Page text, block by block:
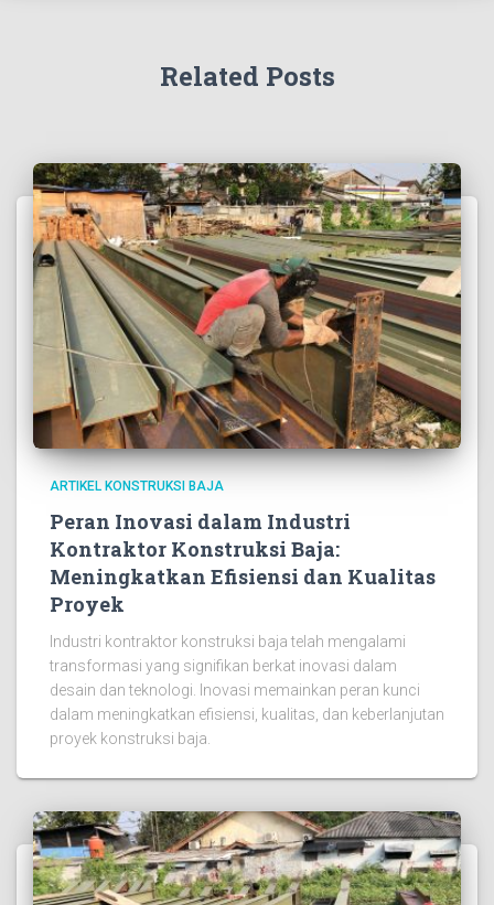
Related Posts
ARTIKEL KONSTRUKSI BAJA
Peran Inovasi dalam Industri
Kontraktor Konstruksi Baja:
Meningkatkan Efisiensi dan Kualitas
Proyek
Industri kontraktor konstruksi baja telah mengalami
transformasi yang signifikan berkat inovasi dalam
desain dan teknologi. Inovasi memainkan peran kunci
dalam meningkatkan efisiensi, kualitas, dan keberlanjutan
proyek konstruksi baja.